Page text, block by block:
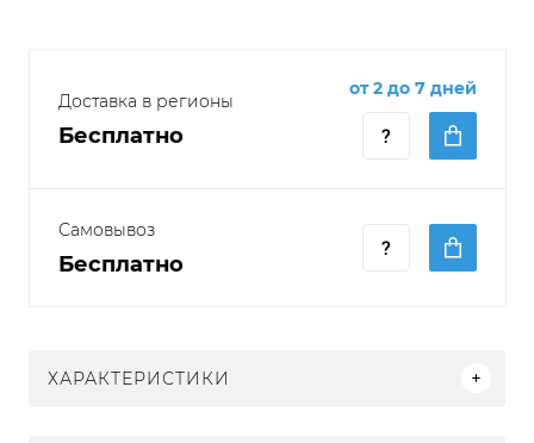
Доставка в регионы
Бесплатно
от 2 до 7 дней
Самовывоз
Бесплатно
ХАРАКТЕРИСТИКИ